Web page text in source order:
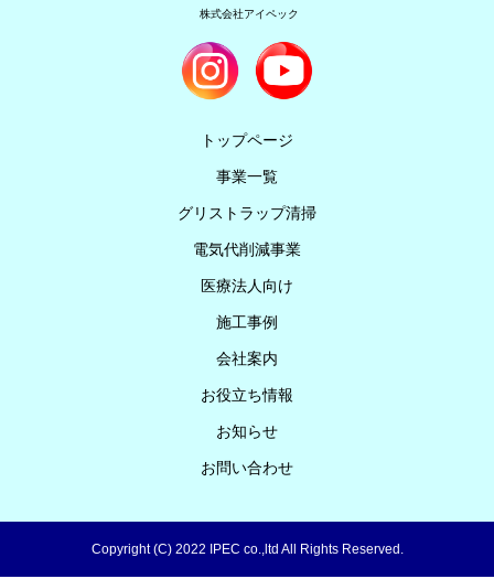
株式会社アイペック
トップページ
事業一覧
グリストラップ清掃
電気代削減事業
医療法人向け
施工事例
会社案内
お役立ち情報
お知らせ
お問い合わせ
Copyright (C) 2022 IPEC co.,ltd All Rights Reserved.